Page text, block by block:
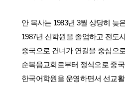
안 목사는 1983년 3월 상당히 늦
1987년 신학원을 졸업하고 전도
중국으로 건너가 연길을 중심으
순복음교회로부터 정식으로 중
한국어학원을 운영하면서 선교